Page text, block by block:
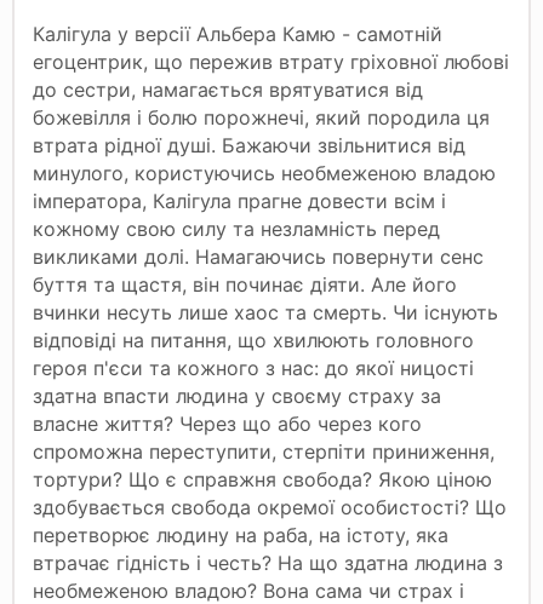
Калігула у версії Альбера Камю - самотній
егоцентрик, що пережив втрату гріховної любові
до сестри, намагається врятуватися від
божевілля і болю порожнечі, який породила ця
втрата рідної душі. Бажаючи звільнитися від
минулого, користуючись необмеженою владою
імператора, Калігула прагне довести всім і
кожному свою силу та незламність перед
викликами долі. Намагаючись повернути сенс
буття та щастя, він починає діяти. Але його
вчинки несуть лише хаос та смерть. Чи існують
відповіді на питання, що хвилюють головного
героя п'єси та кожного з нас: до якої ницості
здатна впасти людина у своєму страху за
власне життя? Через що або через кого
спроможна переступити, стерпіти приниження,
тортури? Що є справжня свобода? Якою ціною
здобувається свобода окремої особистості? Що
перетворює людину на раба, на істоту, яка
втрачає гідність і честь? На що здатна людина з
необмеженою владою? Вона сама чи страх і